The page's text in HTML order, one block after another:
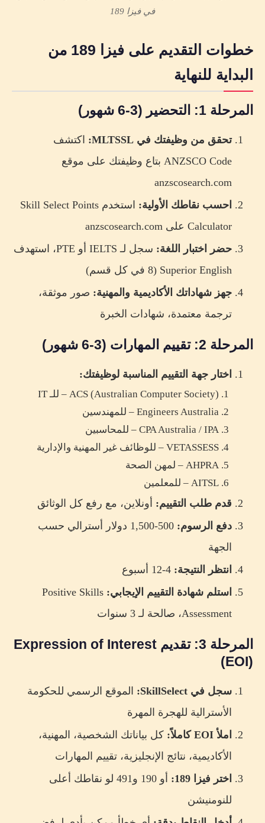
في فيزا 189
خطوات التقديم على فيزا 189 من
البداية للنهاية
المرحلة 1: التحضير (3-6 شهور)
تحقق من وظيفتك في MLTSSL:
اكتشف
ANZSCO Code بتاع وظيفتك على موقع
anzscosearch.com
احسب نقاطك الأولية:
استخدم Skill Select Points
Calculator على anzscosearch.com
حضر اختبار اللغة:
سجل لـ IELTS أو PTE، استهدف
Superior English (8 في كل قسم)
جهز شهاداتك الأكاديمية والمهنية: صور موثقة،
ترجمة معتمدة، شهادات الخبرة
المرحلة 2: تقييم المهارات (3-6 شهور)
اختار جهة التقييم المناسبة لوظيفتك:
ACS (Australian Computer Society) – للـ IT
Engineers Australia – للمهندسين
CPA Australia / IPA – للمحاسبين
VETASSESS – للوظائف غير المهنية والإدارية
AHPRA – لمهن الصحة
AITSL – للمعلمين
قدم طلب التقييم: أونلاين، مع رفع كل الوثائق
دفع الرسوم:
500-1,500 دولار أسترالي حسب
الجهة
انتظر النتيجة:
استلم شهادة التقييم الإيجابي: Positive Skills
Assessment، صالحة لـ 3 سنوات
المرحلة 3: تقديم Expression of Interest
(EOI)
سجل في SkillSelect:
الموقع الرسمي للحكومة
الأسترالية للهجرة المهرة
املأ EOI كاملاً:
كل بياناتك الشخصية، المهنية،
الأكاديمية، نتائج الإنجليزية، تقييم المهارات
اختر فيزا 189:
أو 190 و491 لو نقاطك أعلى
للنومنيشن